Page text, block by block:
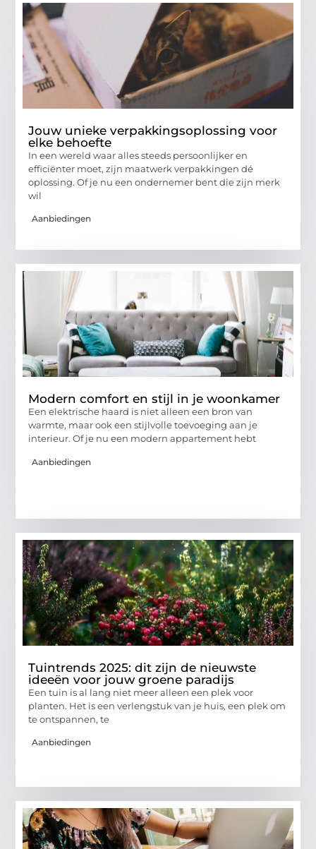
Jouw unieke verpakkingsoplossing voor
elke behoefte
In een wereld waar alles steeds persoonlijker en
efficiënter moet, zijn maatwerk verpakkingen dé
oplossing. Of je nu een ondernemer bent die zijn merk
wil
Aanbiedingen
Modern comfort en stijl in je woonkamer
Een elektrische haard is niet alleen een bron van
warmte, maar ook een stijlvolle toevoeging aan je
interieur. Of je nu een modern appartement hebt
Aanbiedingen
Tuintrends 2025: dit zijn de nieuwste
ideeën voor jouw groene paradijs
Een tuin is al lang niet meer alleen een plek voor
planten. Het is een verlengstuk van je huis, een plek om
te ontspannen, te
Aanbiedingen